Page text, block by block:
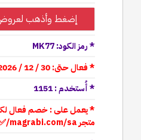
إضغط وأذهب لعروض
* رمز الكود: MK77
* فعال حتى: 30 / 12 / 2026
* أُستخدم : 1151
* يعمل على : خصم فعال
متجر magrabi.com/sa/✅